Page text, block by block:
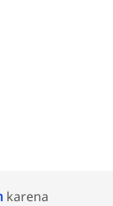
karena